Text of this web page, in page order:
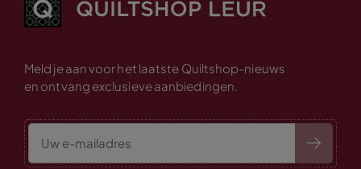
Meld je aan voor het laatste Quiltshop-nieuws
en ontvang exclusieve aanbiedingen.